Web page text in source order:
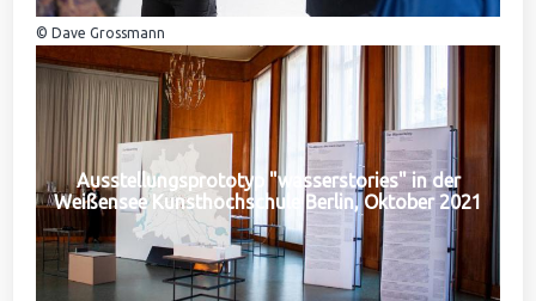
© Dave Grossmann
Ausstellungsprototyp "wasserstories" in der
Weißensee Kunsthochschule Berlin, Oktober 2021